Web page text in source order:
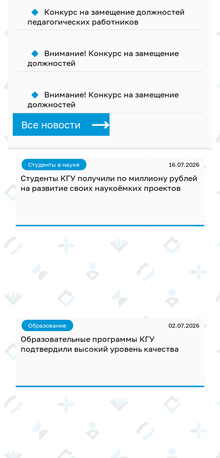
Конкурс на замещение должностей
педагогических работников
Внимание! Конкурс на замещение
должностей
Внимание! Конкурс на замещение
должностей
Все новости
Студенты в науке 16.07.2026
Студенты КГУ получили по миллиону рублей
на развитие своих наукоёмких проектов
Образование 02.07.2026
Образовательные программы КГУ
подтвердили высокий уровень качества